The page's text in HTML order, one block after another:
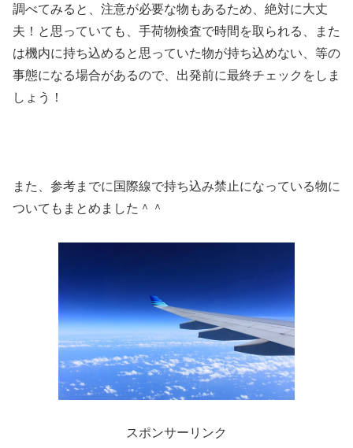
調べてみると、注意が必要な物もあるため、絶対に大丈
夫！と思っていても、手荷物検査で時間を取られる、また
は機内に持ち込めると思っていた物が持ち込めない、等の
事態になる場合があるので、出発前に最終チェックをしま
しょう！
また、参考までに国際線で持ち込み禁止になっている物に
ついてもまとめました＾＾
スポンサーリンク